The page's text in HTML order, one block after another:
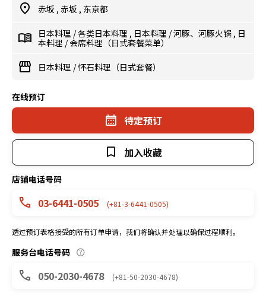
赤坂 , 赤坂 , 东京都
日本料理 /各类日本料理 , 日本料理 /河豚、河豚火锅 , 日
本料理 /会席料理（日式套餐菜单）
日本料理 /怀石料理（日式套餐）
在线预订
待定预订
加入收藏
店铺电话号码
03-6441-0505 (+81-3-6441-0505)
透过预订表格接受的所有订单申请，我们将确认并处理以确保过程顺利。
服务台电话号码
050-2030-4678 (+81-50-2030-4678)